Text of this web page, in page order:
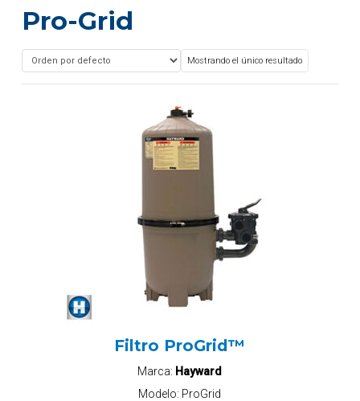
Pro-Grid
Mostrando el único resultado
Filtro ProGrid™
Marca: Hayward
Modelo: ProGrid